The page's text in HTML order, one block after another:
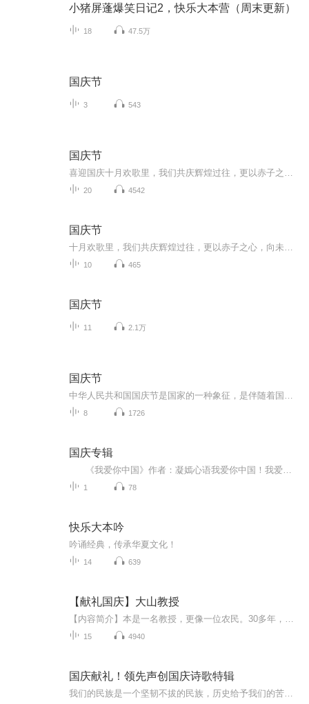
小猪屏蓬爆笑日记2，快乐大本营（周末更新）
18 47.5万
国庆节
3 543
国庆节
20 4542
国庆节
10 465
国庆节
11 2.1万
国庆节
8 1726
国庆专辑
1 78
快乐大本吟
吟诵经典，传承华夏文化！
14 639
【献礼国庆】大山教授
15 4940
国庆献礼！领先声创国庆诗歌特辑